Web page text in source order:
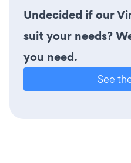
Undecided if our
suit your needs?
you need.
See